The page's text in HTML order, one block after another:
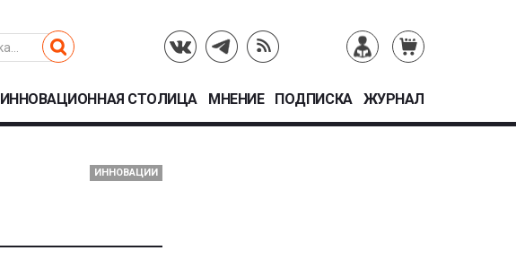
ИННОВАЦИОННАЯ СТОЛИЦА МНЕНИЕ ПОДПИСКА ЖУРНАЛ
ИННОВАЦИИ